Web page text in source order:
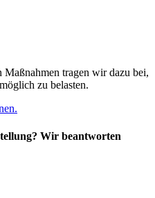
tragen wir dazu bei,
zu belasten.
Wir beantworten